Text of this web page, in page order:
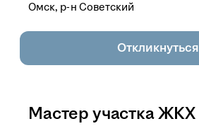
Омск, р-н Советский
Откликнуться
Мастер участка ЖКХ